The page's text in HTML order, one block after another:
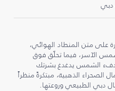
دبي
على متن المنطاد الهوائي،
الآسر، فيما تحلّق فوق
بدفء الشمس يدغدغ بشرتك
الذهبية، مبتكرةً منظراً
دبي الطبيعي وروعتها.